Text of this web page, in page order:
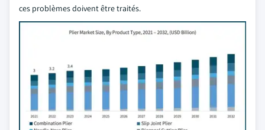
ces problèmes doivent être traités.